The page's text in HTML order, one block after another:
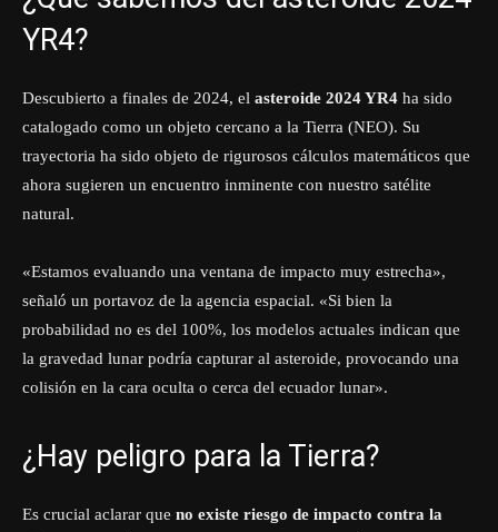
YR4?
Descubierto a finales de 2024, el asteroide 2024 YR4 ha sido
catalogado como un objeto cercano a la Tierra (NEO). Su
trayectoria ha sido objeto de rigurosos cálculos matemáticos que
ahora sugieren un encuentro inminente con nuestro satélite
natural.
«Estamos evaluando una ventana de impacto muy estrecha»,
señaló un portavoz de la agencia espacial. «Si bien la
probabilidad no es del 100%, los modelos actuales indican que
la gravedad lunar podría capturar al asteroide, provocando una
colisión en la cara oculta o cerca del ecuador lunar».
¿Hay peligro para la Tierra?
Es crucial aclarar que no existe riesgo de impacto contra la